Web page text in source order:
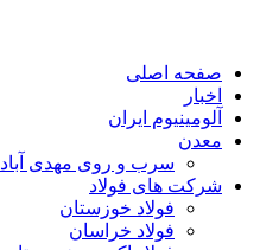
صفحه اصلی
اخبار
آلومینیوم ایران
معدن
سرب و روی مهدی آباد
شرکت های فولاد
فولاد خوزستان
فولاد خراسان